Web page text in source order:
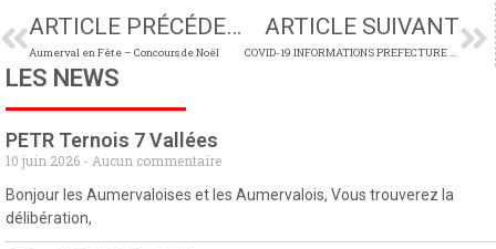
ARTICLE PRÉCÉDENT
Aumerval en Fête – Concours de Noël
ARTICLE SUIVANT
COVID-19 INFORMATIONS PREFECTURE n°14
LES NEWS
PETR Ternois 7 Vallées
10 juin 2026
Aucun commentaire
Bonjour les Aumervaloises et les Aumervalois, Vous trouverez la
délibération,